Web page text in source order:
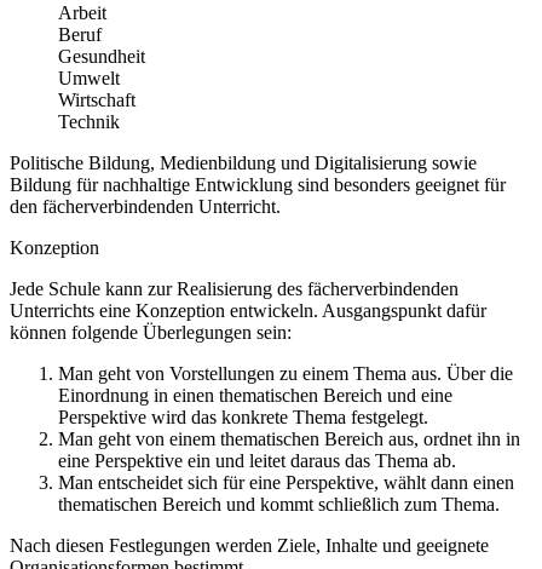
Arbeit
Beruf
Gesundheit
Umwelt
Wirtschaft
Technik
Politische Bildung, Medienbildung und Digitalisierung sowie
Bildung für nachhaltige Entwicklung sind besonders geeignet für
den fächerverbindenden Unterricht.
Konzeption
Jede Schule kann zur Realisierung des fächerverbindenden
Unterrichts eine Konzeption entwickeln. Ausgangspunkt dafür
können folgende Überlegungen sein:
Man geht von Vorstellungen zu einem Thema aus. Über die
Einordnung in einen thematischen Bereich und eine
Perspektive wird das konkrete Thema festgelegt.
Man geht von einem thematischen Bereich aus, ordnet ihn in
eine Perspektive ein und leitet daraus das Thema ab.
Man entscheidet sich für eine Perspektive, wählt dann einen
thematischen Bereich und kommt schließlich zum Thema.
Nach diesen Festlegungen werden Ziele, Inhalte und geeignete